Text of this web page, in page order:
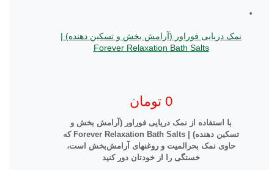
نمک دریایی فوراور (آرامش بخش و تسکین دهنده) |
Forever Relaxation Bath Salts
0 تومان
با استفاده از نمک دریایی فوراور (آرامش بخش و
تسکین دهنده) | Forever Relaxation Bath Salts
که
حاوی نمک بحرالمیت و روغن­های آرامش‌بخش است،
خستگی را از خودتان دور کنید